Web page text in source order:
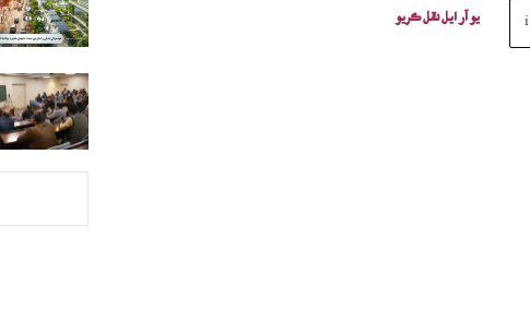
يو آر ايل نقل ڪريو